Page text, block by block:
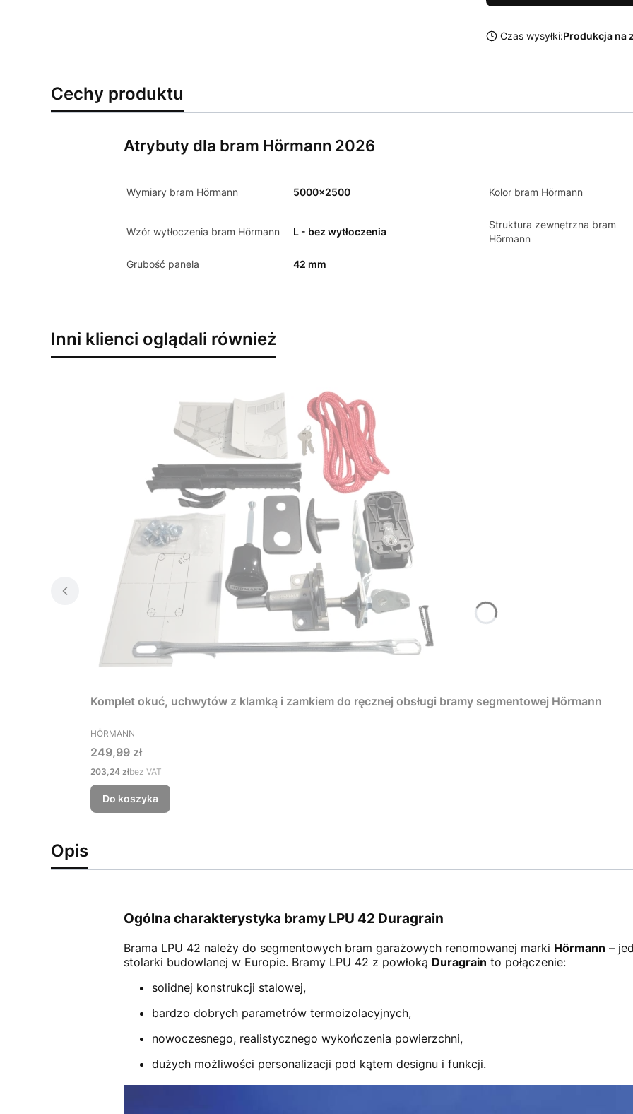
Czas wysyłki:Produkcja na
Cechy produktu
Atrybuty dla bram Hörmann 2026
Wymiary bram Hörmann 5000x2500 Kolor bram Hörmann
Wzór wytłoczenia bram Hörmann L - bez wytłoczenia
Struktura zewnętrzna bram
Hörmann
Grubość panela 42 mm
Inni klienci oglądali również
Komplet okuć, uchwytów z klamką i zamkiem do ręcznej obsługi bramy segmentowej Hörmann
PRODUCENT
HÖRMANN
Cena
249,99 zł
Cena
203,24 złbez VAT
Do koszyka
Opis
Ogólna charakterystyka bramy LPU 42 Duragrain
Brama LPU 42 należy do segmentowych bram garażowych renomowanej marki Hörmann –
stolarki budowlanej w Europie. Bramy LPU 42 z powłoką Duragrain to połączenie:
solidnej konstrukcji stalowej,
bardzo dobrych parametrów termoizolacyjnych,
nowoczesnego, realistycznego wykończenia powierzchni,
dużych możliwości personalizacji pod kątem designu i funkcji.